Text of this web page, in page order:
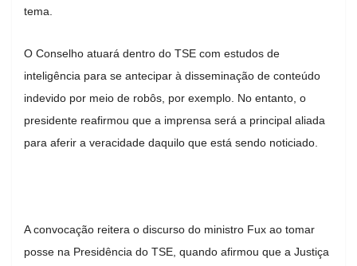
tema.
O Conselho atuará dentro do TSE com estudos de
inteligência para se antecipar à disseminação de conteúdo
indevido por meio de robôs, por exemplo. No entanto, o
presidente reafirmou que a imprensa será a principal aliada
para aferir a veracidade daquilo que está sendo noticiado.
A convocação reitera o discurso do ministro Fux ao tomar
posse na Presidência do TSE, quando afirmou que a Justiça